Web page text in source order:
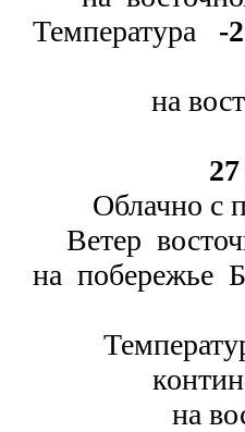
Температура
-
на
Облачно с
Ветер
на побережье
на